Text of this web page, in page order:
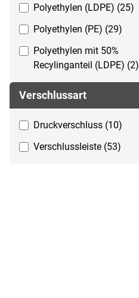
Polyethylen (LDPE) (25)
Polyethylen (PE) (29)
Polyethylen mit 50%
Recylinganteil (LDPE) (2)
Verschlussart
Druckverschluss (10)
Verschlussleiste (53)